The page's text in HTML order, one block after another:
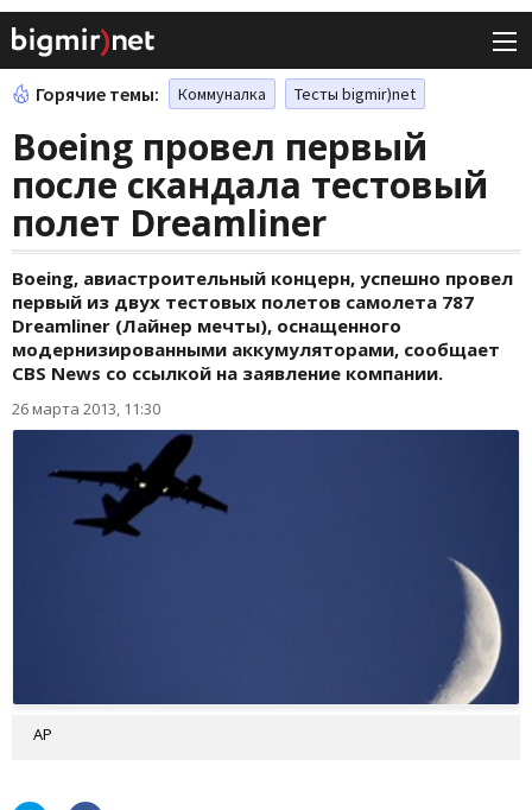
Горячие темы: Коммуналка Тесты bigmir)net
Boeing провел первый
после скандала тестовый
полет Dreamliner
Boeing, авиастроительный концерн, успешно провел
первый из двух тестовых полетов самолета 787
Dreamliner (Лайнер мечты), оснащенного
модернизированными аккумуляторами, сообщает
CBS News со ссылкой на заявление компании.
26 марта 2013, 11:30
AP